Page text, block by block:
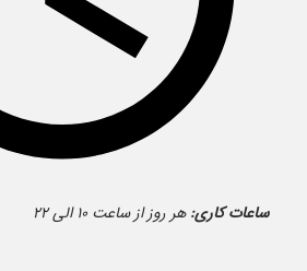
ساعات کاری: هر روز از ساعت ۱۰ الی ۲۲